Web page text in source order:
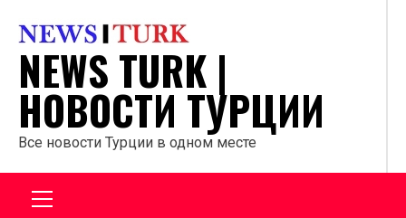
содержанию
NEWS TURK |
НОВОСТИ ТУРЦИИ
Все новости Турции в одном месте